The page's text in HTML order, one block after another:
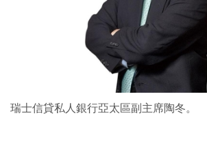
瑞士信貸私人銀行亞太區副主席陶冬。